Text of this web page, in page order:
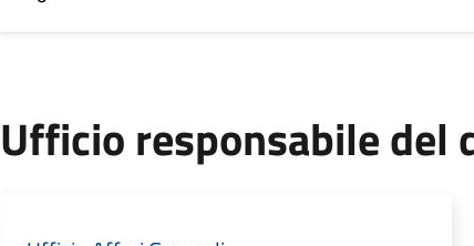
Ufficio responsabile del